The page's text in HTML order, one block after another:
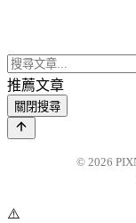
推薦文章
關閉搜尋
© 2026
⚠️